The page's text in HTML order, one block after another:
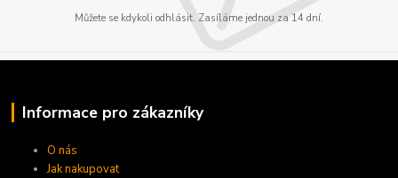
Můžete se kdykoli odhlásit. Zasíláme jednou za 14 dní.
Informace pro zákazníky
O nás
Jak nakupovat